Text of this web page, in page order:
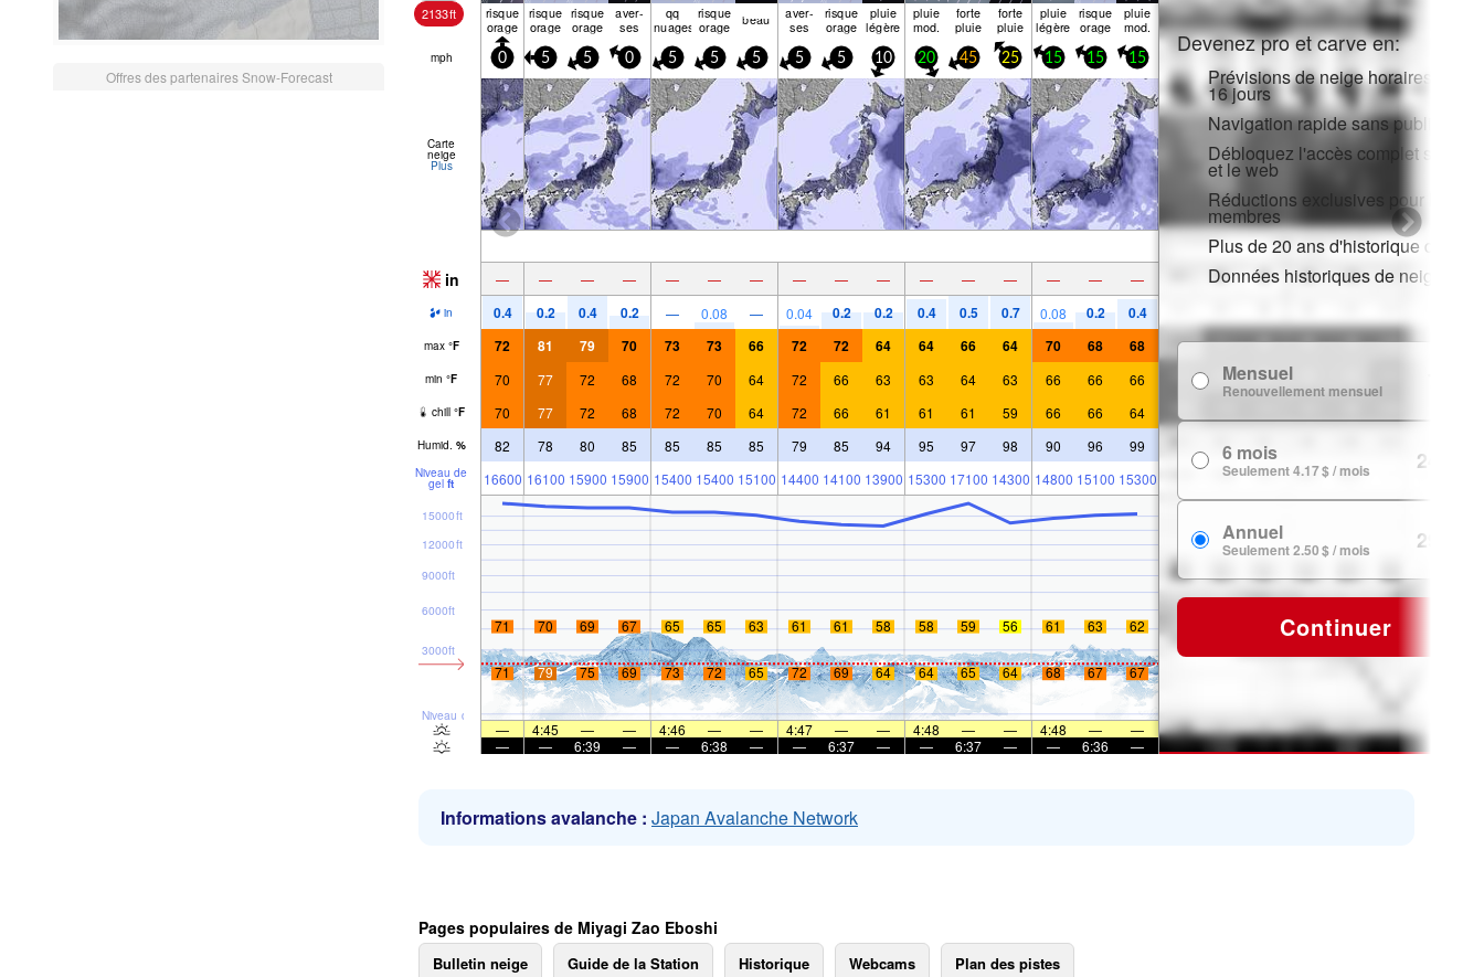
Offres des partenaires Snow-Forecast
2133ft risque
orage
risque
orage
risque
orage
aver­
ses
qq
nuages
risque
orage beau aver­
ses
risque
orage
pluie
légère
pluie
mod.
forte
pluie
forte
pluie
pluie
légère
risque
orage
pluie
mod.
mph 0 5 5 0 5 5 5 5 5 10 20 45 25 15 15 15
Carte
neige
Plus
in — — — — — — — — — — — — — — — —
in 0.4 0.2 0.4 0.2 — 0.08 — 0.04 0.2 0.2 0.4 0.5 0.7 0.08 0.2 0.4
max °F 72 81 79 70 73 73 66 72 72 64 64 66 64 70 68 68
min °F 70 77 72 68 72 70 64 72 66 63 63 64 63 66 66 66
chill °F 70 77 72 68 72 70 64 72 66 61 61 61 59 66 66 64
Humid. % 82 78 80 85 85 85 85 79 85 94 95 97 98 90 96 99
Niveau de
gel ft 16600 16100 15900 15900 15400 15400 15100 14400 14100 13900 15300 17100 14300 14800 15100 15300
Niveau de la mer
3000ft
6000ft
9000ft
12000ft
15000ft
71 70 69 67 65 65 63 61 61 58 58 59 56 61 63 62
71 79 75 69 73 72 65 72 69 64 64 65 64 68 67 67
— 4:45 — — 4:46 — — 4:47 — — 4:48 — — 4:48 —
—
—
— 6:39 — — 6:38 — — 6:37 — — 6:37 — — 6:36 —
Devenez pro et carve en:
Prévisions de neige horaires et sur
16 jours
Navigation rapide sans publicité
Débloquez l'accès complet sur
et le web
Réductions exclusives pour les
membres
Plus de 20 ans d'historique de
Données historiques de neige
Mensuel
Renouvellement mensuel
6 mois
Seulement 4.17 $ / mois 24.99 $
Annuel
Seulement 2.50 $ / mois 29.99 $
Continuer
Informations avalanche : Japan Avalanche Network
Pages populaires de Miyagi Zao Eboshi
Bulletin neige Guide de la Station Historique Webcams Plan des pistes